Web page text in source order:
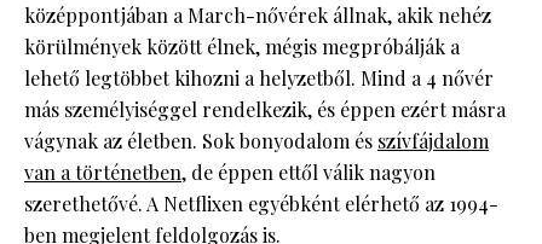
középpontjában a March-nővérek állnak, akik nehéz
körülmények között élnek, mégis megpróbálják a
lehető legtöbbet kihozni a helyzetből. Mind a 4 nővér
más személyiséggel rendelkezik, és éppen ezért másra
vágynak az életben. Sok bonyodalom és szívfájdalom
van a történetben, de éppen ettől válik nagyon
szerethetővé. A Netflixen egyébként elérhető az 1994-
ben megjelent feldolgozás is.